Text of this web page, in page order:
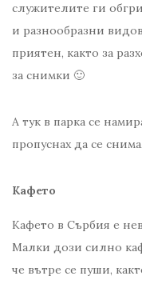
служителите ги
и разнообразни
приятен, както за
за снимки 🙂
А тук в парка се
пропуснах да се
Кафето
Кафето в Сърбия е
Малки дози силно
че вътре се пуши,